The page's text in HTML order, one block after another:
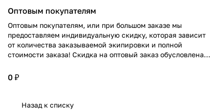
Оптовым покупателям
Оптовым покупателям, или при большом заказе мы
предоставляем индивидуальную скидку, которая зависит
от количества заказываемой экипировки и полной
стоимости заказа! Скидка на оптовый заказ обусловлена
персональный менеджер по Вашему заказу!
0 ₽
Назад к списку